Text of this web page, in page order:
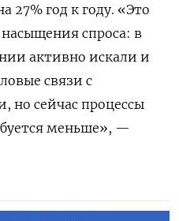
27% год к году. «Это
спроса: в
активно искали и
связи с
но сейчас процессы
меньше», —